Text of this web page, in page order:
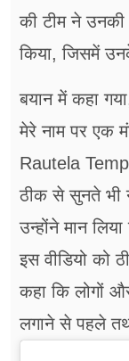
की टीम ने
किया, जिसमें
बयान में कहा
मेरे नाम पर एक
Rautela
ठीक से सुनते भी
उन्होंने मान
इस वीडियो को
कहा कि लोगों
लगाने से पहले